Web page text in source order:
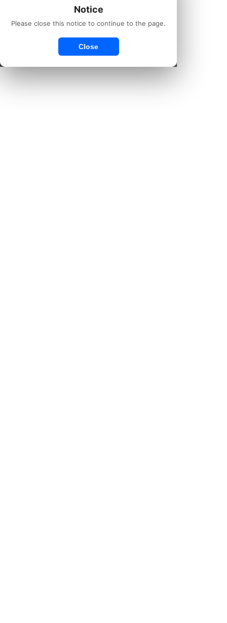
Notice
Please close this notice to continue to the page.
Close